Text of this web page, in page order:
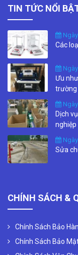
TIN TỨC NỔI
Các
Ưu
trường
Dịch
nghiệp
Sửa
CHÍNH SÁCH &
Chính Sách Bảo
Chính Sách Bảo